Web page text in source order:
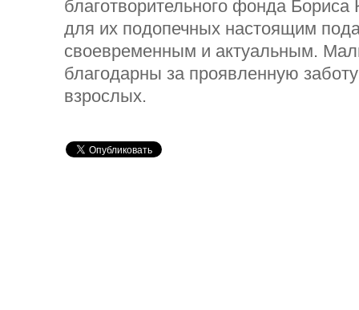
благотворительного фонда Бориса
для их подопечных настоящим
своевременным и актуальным.
благодарны за проявленную
взрослых.